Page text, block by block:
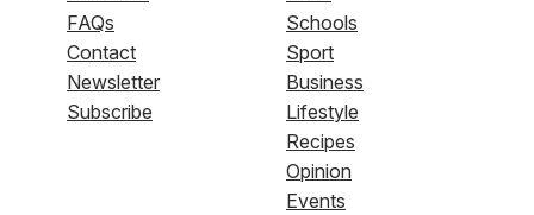
FAQs
Contact
Newsletter
Subscribe
Schools
Sport
Business
Lifestyle
Recipes
Opinion
Events